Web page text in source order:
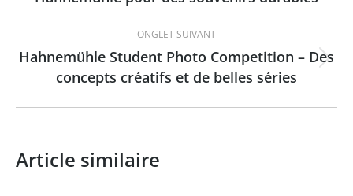
commentaireprécédent
ONGLET SUIVANT
Onglet
suivant
Hahnemühle Student Photo Competition – Des
concepts créatifs et de belles séries
Article similaire